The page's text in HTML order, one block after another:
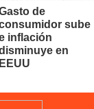
de
sube
inflación
en
EEUU